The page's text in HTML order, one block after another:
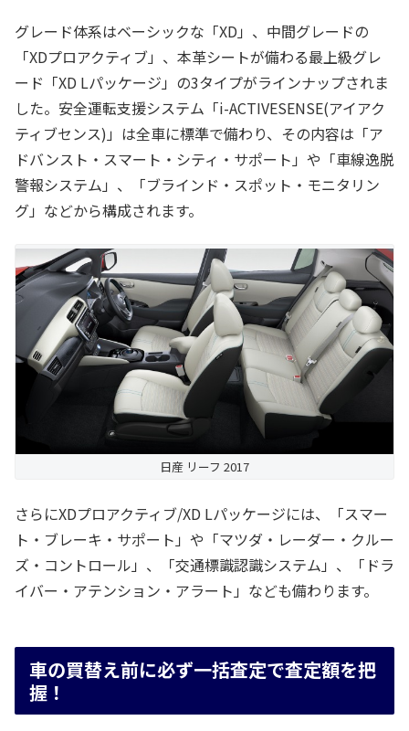
グレード体系はベーシックな「XD」、中間グレードの
「XDプロアクティブ」、本革シートが備わる最上級グレ
ード「XD Lパッケージ」の3タイプがラインナップされま
した。安全運転支援システム「i-ACTIVESENSE(アイアク
ティブセンス)」は全車に標準で備わり、その内容は「ア
ドバンスト・スマート・シティ・サポート」や「車線逸脱
警報システム」、「ブラインド・スポット・モニタリン
グ」などから構成されます。
日産 リーフ 2017
さらにXDプロアクティブ/XD Lパッケージには、「スマー
ト・ブレーキ・サポート」や「マツダ・レーダー・クルー
ズ・コントロール」、「交通標識認識システム」、「ドラ
イバー・アテンション・アラート」なども備わります。
車の買替え前に必ず一括査定で査定額を把
握！